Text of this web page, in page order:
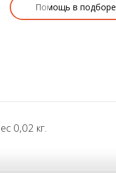
Помощь в подборе
0,02 кг.